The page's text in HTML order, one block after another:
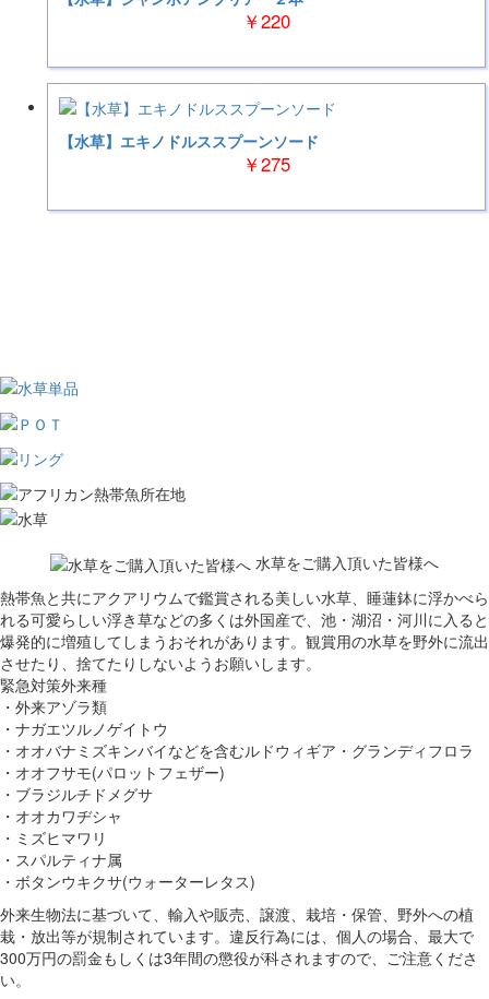
￥220
【水草】エキノドルススプーンソード
￥275
水草をご購入頂いた皆様へ
熱帯魚と共にアクアリウムで鑑賞される美しい水草、睡蓮鉢に浮かべら
れる可愛らしい浮き草などの多くは外国産で、池・湖沼・河川に入ると
爆発的に増殖してしまうおそれがあります。観賞用の水草を野外に流出
させたり、捨てたりしないようお願いします。
緊急対策外来種
・外来アゾラ類
・ナガエツルノゲイトウ
・オオバナミズキンバイなどを含むルドウィギア・グランディフロラ
・オオフサモ(パロットフェザー)
・ブラジルチドメグサ
・オオカワヂシャ
・ミズヒマワリ
・スパルティナ属
・ボタンウキクサ(ウォーターレタス)
外来生物法に基づいて、輸入や販売、譲渡、栽培・保管、野外への植
栽・放出等が規制されています。違反行為には、個人の場合、最大で
300万円の罰金もしくは3年間の懲役が科されますので、ご注意くださ
い。